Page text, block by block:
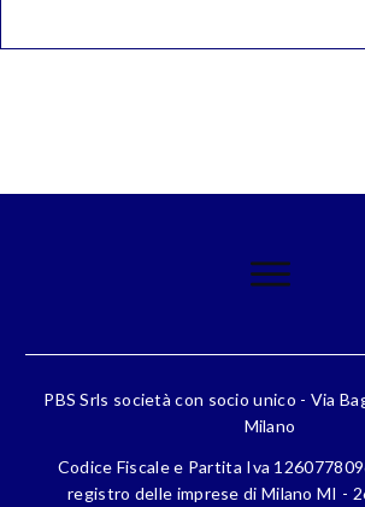
PBS Srls società con socio unico - Via
Milano
Codice Fiscale e Partita Iva
registro delle imprese di Milano MI -